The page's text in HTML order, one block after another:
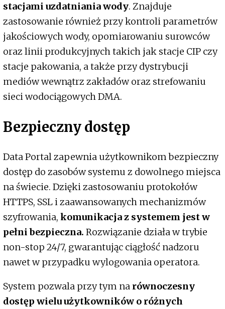
stacjami uzdatniania wody. Znajduje
zastosowanie również przy kontroli parametrów
jakościowych wody, opomiarowaniu surowców
oraz linii produkcyjnych takich jak stacje CIP czy
stacje pakowania, a także przy dystrybucji
mediów wewnątrz zakładów oraz strefowaniu
sieci wodociągowych DMA.
Bezpieczny dostęp
Data Portal zapewnia użytkownikom bezpieczny
dostęp do zasobów systemu z dowolnego miejsca
na świecie. Dzięki zastosowaniu protokołów
HTTPS, SSL i zaawansowanych mechanizmów
szyfrowania, komunikacja z systemem jest w
pełni bezpieczna. Rozwiązanie działa w trybie
non-stop 24/7, gwarantując ciągłość nadzoru
nawet w przypadku wylogowania operatora.
System pozwala przy tym na równoczesny
dostęp wielu użytkowników o różnych